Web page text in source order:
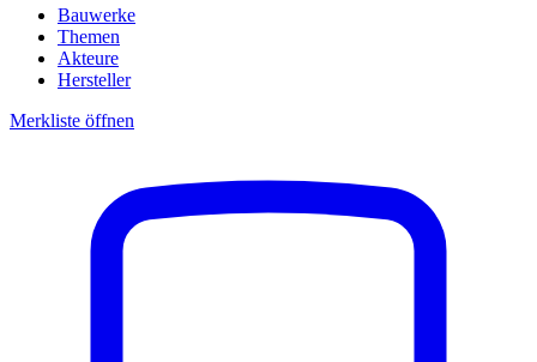
Bauwerke
Themen
Akteure
Hersteller
Merkliste öffnen